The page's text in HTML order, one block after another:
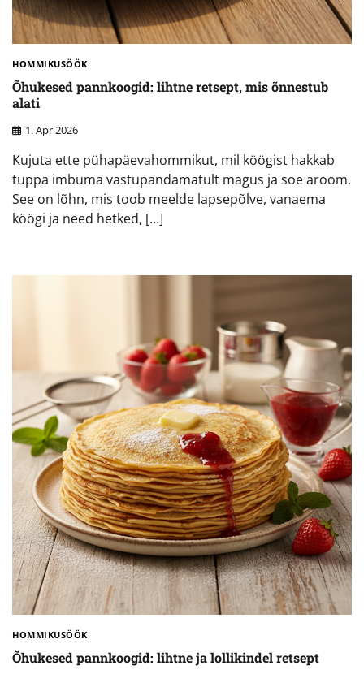
HOMMIKUSÖÖK
Õhukesed pannkoogid: lihtne retsept, mis õnnestub
alati
1. Apr 2026
Kujuta ette pühapäevahommikut, mil köögist hakkab
tuppa imbuma vastupandamatult magus ja soe aroom.
See on lõhn, mis toob meelde lapsepõlve, vanaema
köögi ja need hetked, […]
HOMMIKUSÖÖK
Õhukesed pannkoogid: lihtne ja lollikindel retsept